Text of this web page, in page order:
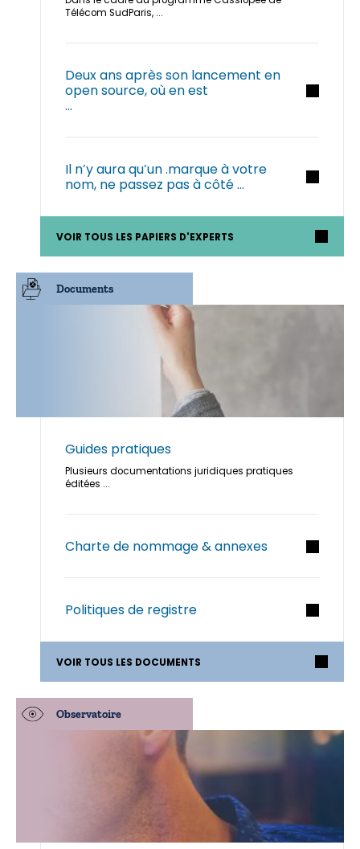
Télécom SudParis, ...
Deux ans après son lancement en
open source, où en est
...
Il n’y aura qu’un .marque à votre
nom, ne passez pas à côté ...
VOIR TOUS LES PAPIERS D'EXPERTS
Documents
Guides pratiques
Plusieurs documentations juridiques pratiques
éditées ...
Charte de nommage & annexes
Politiques de registre
VOIR TOUS LES DOCUMENTS
Observatoire